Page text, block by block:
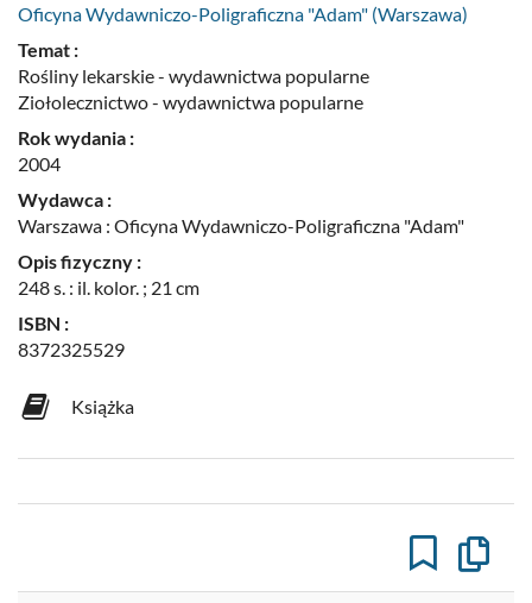
Oficyna Wydawniczo-Poligraficzna "Adam" (Warszawa)
Temat :
Rośliny lekarskie - wydawnictwa popularne
Ziołolecznictwo - wydawnictwa popularne
Rok wydania :
2004
Wydawca :
Warszawa : Oficyna Wydawniczo-Poligraficzna "Adam"
Opis fizyczny :
248 s. : il. kolor. ; 21 cm
ISBN :
8372325529
Książka